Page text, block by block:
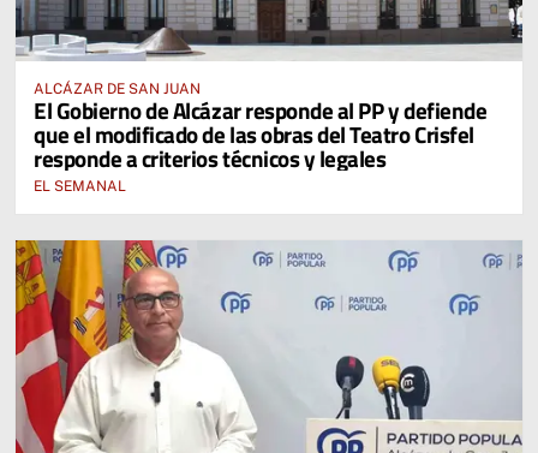
ALCÁZAR DE SAN JUAN
El Gobierno de Alcázar responde al PP y defiende
que el modificado de las obras del Teatro Crisfel
responde a criterios técnicos y legales
EL SEMANAL